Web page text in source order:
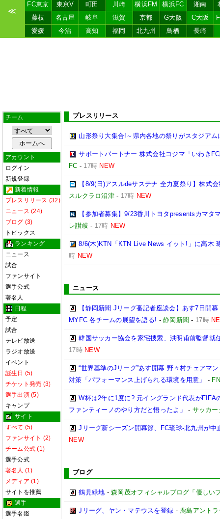
≪
FC東京
東京V 町田 川崎 横浜FM 横浜FC 湘南
藤枝
名古屋 岐阜 滋賀 京都 G大阪 C大阪
愛媛
今治 高知 福岡 北九州 鳥栖 長崎
チーム
アカウント
ログイン
新規登録
新着情報
プレスリリース (32)
ニュース (24)
ブログ (3)
トピックス
ランキング
ニュース
試合
ファンサイト
選手公式
著名人
日程
予定
試合
テレビ放送
ラジオ放送
イベント
誕生日 (5)
チケット発売 (3)
選手出演 (5)
キャンプ
サイト
すべて (5)
ファンサイト (2)
チーム公式 (1)
選手公式
著名人 (1)
メディア (1)
サイトを推薦
選手
選手名鑑
プレスリリース
山形祭り大集合!～県内各地の祭りがスタジアム
サポートパートナー 株式会社コジマ「いわき
FC - 17時 NEW
【8/9(日)アスルdeサステナ 全力夏祭り】株式
スルクラロ沼津- 17時 NEW
【参加者募集】9/23香川トヨタpresentsカマタ
レ讃岐 - 17時 NEW
8/6(木)KTN「KTN Live News イット!」に高木
時 NEW
ニュース
【静岡新聞 Jリーグ番記者座談会】あす7日開
MYFC 各チームの展望を語る! -静岡新聞 - 17時
韓国サッカー協会を家宅捜索、洪明甫前監督就
17時 NEW
“世界基準のJリーグ”あす開幕 野々村チェアマ
対策「パフォーマンス上げられる環境を用意」
-
W杯は2年に1度に? 元イングランド代表が
ファンティーノのやり方だと悟ったよ」
- サッカ
Jリーグ新シーズン開幕節、FC琉球-北九州が中
NEW
ブログ
鶴見緑地 -森岡茂オフィシャルブログ「優しい
Jリーグ、ヤン・マテウスを登録 - 鹿島アント